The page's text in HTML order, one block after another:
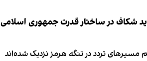
شکاف در ساختار قدرت جمهوری اسلامی
مسیرهای تردد در تنگه هرمز نزدیک شده‌اند